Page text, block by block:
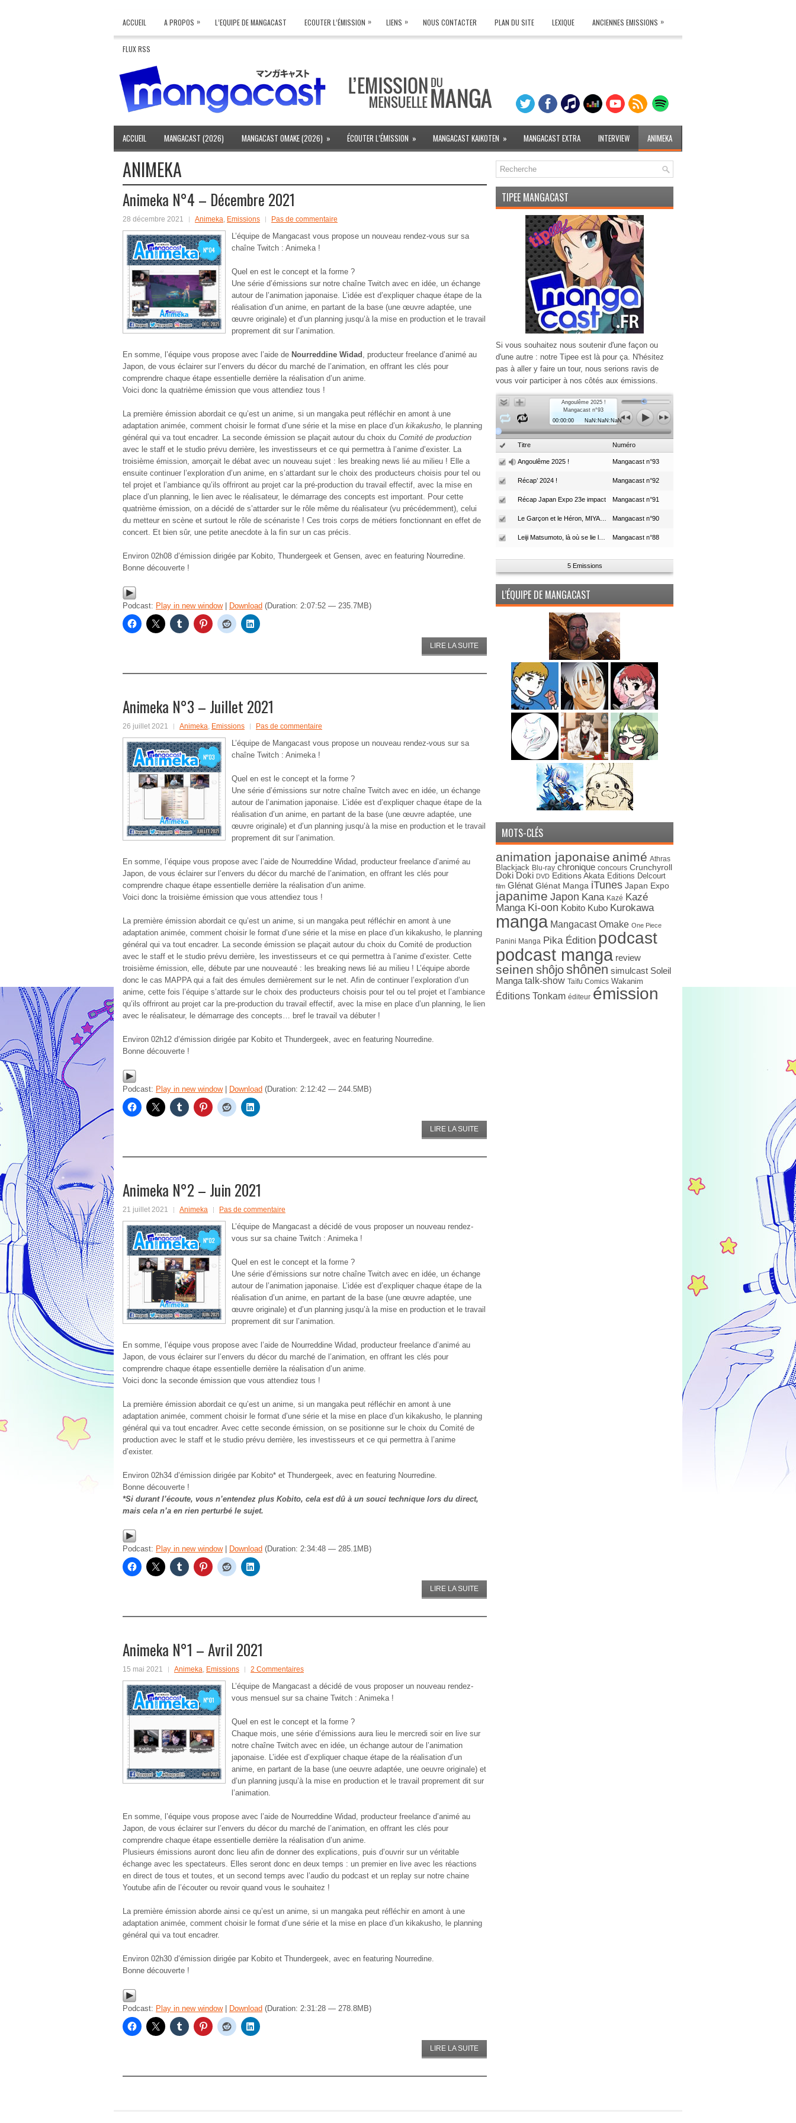
ACCUEIL A PROPOS » L’EQUIPE DE MANGACAST ECOUTER L’ÉMISSION » LIENS » NOUS CONTACTER PLAN DU SITE LEXIQUE ANCIENNES EMISSIONS »
FLUX RSS
ACCUEIL MANGACAST (2026) MANGACAST OMAKE (2026) » ÉCOUTER L’ÉMISSION » MANGACAST KAIKOTEN » MANGACAST EXTRA INTERVIEW ANIMEKA
ANIMEKA
Animeka N°4 – Décembre 2021
28 décembre 2021 Animeka, Emissions Pas de commentaire
L’équipe de Mangacast vous propose un nouveau rendez-vous sur sa
chaîne Twitch : Animeka !
Quel en est le concept et la forme ?
Une série d’émissions sur notre chaîne Twitch avec en idée, un échange
autour de l’animation japonaise. L’idée est d’expliquer chaque étape de la
réalisation d’un anime, en partant de la base (une œuvre adaptée, une
œuvre originale) et d’un planning jusqu’à la mise en production et le travail
proprement dit sur l’animation.
En somme, l’équipe vous propose avec l’aide de Nourreddine Widad , producteur freelance d’animé au
Japon, de vous éclairer sur l’envers du décor du marché de l’animation, en offrant les clés pour
comprendre chaque étape essentielle derrière la réalisation d’un anime.
Voici donc la quatrième émission que vous attendiez tous !
La première émission abordait ce qu’est un anime, si un mangaka peut réfléchir en amont à une
adaptation animée, comment choisir le format d’une série et la mise en place d’un kikakusho, le planning
général qui va tout encadrer. La seconde émission se plaçait autour du choix du Comité de production
avec le staff et le studio prévu derrière, les investisseurs et ce qui permettra à l’anime d’exister. La
troisième émission, amorçait le débat avec un nouveau sujet : les breaking news lié au milieu ! Elle a
ensuite continuer l’exploration d’un anime, en s’attardant sur le choix des producteurs choisis pour tel ou
tel projet et l’ambiance qu’ils offriront au projet car la pré-production du travail effectif, avec la mise en
place d’un planning, le lien avec le réalisateur, le démarrage des concepts est important. Pour cette
quatrième émission, on a décidé de s’attarder sur le rôle même du réalisateur (vu précédemment), celui
du metteur en scène et surtout le rôle de scénariste ! Ces trois corps de métiers fonctionnant en effet de
concert. Et bien sûr, une petite anecdote à la fin sur un cas précis.
Environ 02h08 d’émission dirigée par Kobito, Thundergeek et Gensen, avec en featuring Nourredine.
Bonne découverte !
Podcast: Play in new window| Download (Duration: 2:07:52 — 235.7MB)
LIRE LA SUITE
Animeka N°3 – Juillet 2021
26 juillet 2021 Animeka, Emissions Pas de commentaire
L’équipe de Mangacast vous propose un nouveau rendez-vous sur sa
chaîne Twitch : Animeka !
Quel en est le concept et la forme ?
Une série d’émissions sur notre chaîne Twitch avec en idée, un échange
autour de l’animation japonaise. L’idée est d’expliquer chaque étape de la
réalisation d’un anime, en partant de la base (une œuvre adaptée, une
œuvre originale) et d’un planning jusqu’à la mise en production et le travail
proprement dit sur l’animation.
En somme, l’équipe vous propose avec l’aide de Nourreddine Widad, producteur freelance d’animé au
Japon, de vous éclairer sur l’envers du décor du marché de l’animation, en offrant les clés pour
comprendre chaque étape essentielle derrière la réalisation d’un anime.
Voici donc la troisième émission que vous attendiez tous !
La première émission abordait ce qu’est un anime, si un mangaka peut réfléchir en amont à une
adaptation animée, comment choisir le format d’une série et la mise en place d’un kikakusho, le planning
général qui va tout encadrer. La seconde émission se plaçait autour du choix du Comité de production
avec le staff et le studio prévu derrière, les investisseurs et ce qui permettra à l’anime d’exister. Cette
troisième émission, elle, débute par une nouveauté : les breaking news lié au milieu ! L’équipe aborde
donc le cas MAPPA qui a fait des émules dernièrement sur le net. Afin de continuer l’exploration d’un
anime, cette fois l’équipe s’attarde sur le choix des producteurs choisis pour tel ou tel projet et l’ambiance
qu’ils offriront au projet car la pre-production du travail effectif, avec la mise en place d’un planning, le lien
avec le réalisateur, le démarrage des concepts… bref le travail va débuter !
Environ 02h12 d’émission dirigée par Kobito et Thundergeek, avec en featuring Nourredine.
Bonne découverte !
Podcast: Play in new window| Download (Duration: 2:12:42 — 244.5MB)
LIRE LA SUITE
Animeka N°2 – Juin 2021
21 juillet 2021 Animeka Pas de commentaire
L’équipe de Mangacast a décidé de vous proposer un nouveau rendez-
vous sur sa chaine Twitch : Animeka !
Quel en est le concept et la forme ?
Une série d’émissions sur notre chaîne Twitch avec en idée, un échange
autour de l’animation japonaise. L’idée est d’expliquer chaque étape de la
réalisation d’un anime, en partant de la base (une œuvre adaptée, une
œuvre originale) et d’un planning jusqu’à la mise en production et le travail
proprement dit sur l’animation.
En somme, l’équipe vous propose avec l’aide de Nourreddine Widad, producteur freelance d’animé au
Japon, de vous éclairer sur l’envers du décor du marché de l’animation, en offrant les clés pour
comprendre chaque étape essentielle derrière la réalisation d’un anime.
Voici donc la seconde émission que vous attendiez tous !
La première émission abordait ce qu’est un anime, si un mangaka peut réfléchir en amont à une
adaptation animée, comment choisir le format d’une série et la mise en place d’un kikakusho, le planning
général qui va tout encadrer. Avec cette seconde émission, on se positionne sur le choix du Comité de
production avec le staff et le studio prévu derrière, les investisseurs et ce qui permettra à l’anime
d’exister.
Environ 02h34 d’émission dirigée par Kobito* et Thundergeek, avec en featuring Nourredine.
Bonne découverte !
*Si durant l’écoute, vous n’entendez plus Kobito, cela est dû à un souci technique lors du direct,
mais cela n’a en rien perturbé le sujet.
Podcast: Play in new window| Download (Duration: 2:34:48 — 285.1MB)
LIRE LA SUITE
Animeka N°1 – Avril 2021
15 mai 2021 Animeka, Emissions 2 Commentaires
L’équipe de Mangacast a décidé de vous proposer un nouveau rendez-
vous mensuel sur sa chaine Twitch : Animeka !
Quel en est le concept et la forme ?
Chaque mois, une série d’émissions aura lieu le mercredi soir en live sur
notre chaîne Twitch avec en idée, un échange autour de l’animation
japonaise. L’idée est d’expliquer chaque étape de la réalisation d’un
anime, en partant de la base (une oeuvre adaptée, une oeuvre originale) et
d’un planning jusqu’à la mise en production et le travail proprement dit sur
l’animation.
En somme, l’équipe vous propose avec l’aide de Nourreddine Widad, producteur freelance d’animé au
Japon, de vous éclairer sur l’envers du décor du marché de l’animation, en offrant les clés pour
comprendre chaque étape essentielle derrière la réalisation d’un anime.
Plusieurs émissions auront donc lieu afin de donner des explications, puis d’ouvrir sur un véritable
échange avec les spectateurs. Elles seront donc en deux temps : un premier en live avec les réactions
en direct de tous et toutes, et un second temps avec l’audio du podcast et un replay sur notre chaine
Youtube afin de l’écouter ou revoir quand vous le souhaitez !
La première émission aborde ainsi ce qu’est un anime, si un mangaka peut réfléchir en amont à une
adaptation animée, comment choisir le format d’une série et la mise en place d’un kikakusho, le planning
général qui va tout encadrer.
Environ 02h30 d’émission dirigée par Kobito et Thundergeek, avec en featuring Nourredine.
Bonne découverte !
Podcast: Play in new window| Download (Duration: 2:31:28 — 278.8MB)
LIRE LA SUITE
TIPEE MANGACAST
Si vous souhaitez nous soutenir d'une façon ou
d'une autre : notre Tipee est là pour ça. N'hésitez
pas à aller y faire un tour, nous serions ravis de
vous voir participer à nos côtés aux émissions.
Angoulême 2025 !
Mangacast n°93
00:00:00
NaN:NaN:NaN
Titre Numéro
Angoulême 2025 ! Mangacast n°93
Récap’ 2024 ! Mangacast n°92
Récap Japan Expo 23e impact Mangacast n°91
Mangacast n°90
Mangacast n°88
5 Emissions
L’ÉQUIPE DE MANGACAST
MOTS-CLÉS
animation japonaise animé Athras
Blackjack Blu-ray chronique concours Crunchyroll
Doki Doki DVD Editions Akata Editions Delcourt
film Glénat Glénat Manga iTunes Japan Expo
japanime Japon Kana Kazé Kazé
Manga Ki-oon Kobito Kubo Kurokawa
manga Mangacast Omake One Piece
Panini Manga Pika Édition podcast
podcast manga review
seinen shôjoshônen simulcast Soleil
Manga talk-show Taïfu Comics Wakanim
Éditions Tonkam éditeur émission